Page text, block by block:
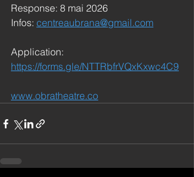
Response: 8 mai 2026
Infos: centreaubrana@gmail.com
Application:
https://forms.gle/NTTRbfrVQxKxwc4C9
www.obratheatre.co